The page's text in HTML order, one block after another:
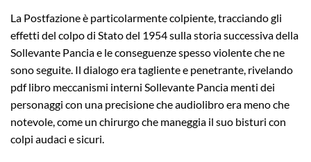
La Postfazione è particolarmente colpiente, tracciando gli
effetti del colpo di Stato del 1954 sulla storia successiva della
Sollevante Pancia e le conseguenze spesso violente che ne
sono seguite. Il dialogo era tagliente e penetrante, rivelando
pdf libro meccanismi interni Sollevante Pancia menti dei
personaggi con una precisione che audiolibro era meno che
notevole, come un chirurgo che maneggia il suo bisturi con
colpi audaci e sicuri.